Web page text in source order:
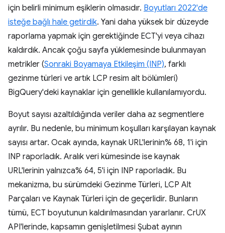
için belirli minimum eşiklerin olmasıdır. Boyutları 2022'de
isteğe bağlı hale getirdik. Yani daha yüksek bir düzeyde
raporlama yapmak için gerektiğinde ECT'yi veya cihazı
kaldırdık. Ancak çoğu sayfa yüklemesinde bulunmayan
metrikler (Sonraki Boyamaya Etkileşim (INP), farklı
gezinme türleri ve artık LCP resim alt bölümleri)
BigQuery'deki kaynaklar için genellikle kullanılamıyordu.
Boyut sayısı azaltıldığında veriler daha az segmentlere
ayrılır. Bu nedenle, bu minimum koşulları karşılayan kaynak
sayısı artar. Ocak ayında, kaynak URL'lerinin% 68, 1'i için
INP raporladık. Aralık veri kümesinde ise kaynak
URL'lerinin yalnızca% 64, 5'i için INP raporladık. Bu
mekanizma, bu sürümdeki Gezinme Türleri, LCP Alt
Parçaları ve Kaynak Türleri için de geçerlidir. Bunların
tümü, ECT boyutunun kaldırılmasından yararlanır. CrUX
API'lerinde, kapsamın genişletilmesi Şubat ayının